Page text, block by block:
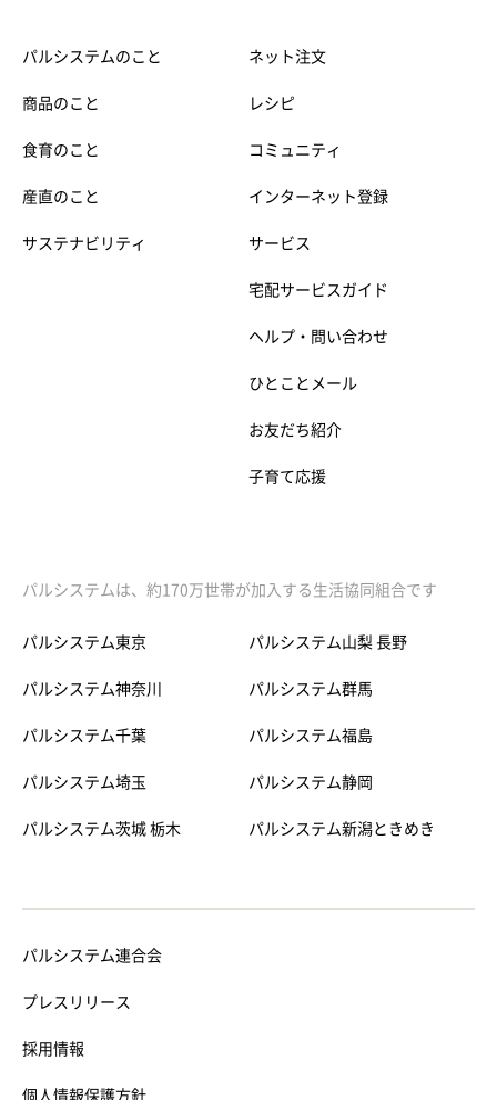
パルシステムのこと
商品のこと
食育のこと
産直のこと
サステナビリティ
ネット注文
レシピ
コミュニティ
インターネット登録
サービス
宅配サービスガイド
ヘルプ・問い合わせ
ひとことメール
お友だち紹介
子育て応援
パルシステムは、約170万世帯が加入する生活協同組合です
パルシステム東京
パルシステム神奈川
パルシステム千葉
パルシステム埼玉
パルシステム茨城 栃木
パルシステム山梨 長野
パルシステム群馬
パルシステム福島
パルシステム静岡
パルシステム新潟ときめき
パルシステム連合会
プレスリリース
採用情報
個人情報保護方針